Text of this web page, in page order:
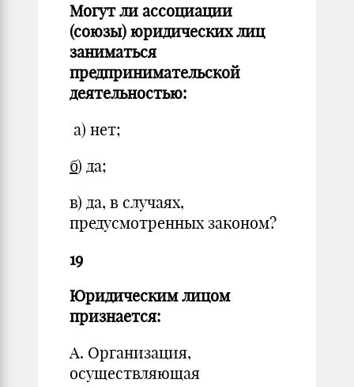
Могут ли ассоциации
(союзы) юридических лиц
заниматься
предпринимательской
деятельностью:
а) нет;
б) да;
в) да, в случаях,
предусмотренных законом?
19
Юридическим лицом
признается:
А. Организация,
осуществляющая